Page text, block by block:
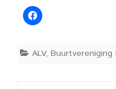
ALV, Buurtvereniging